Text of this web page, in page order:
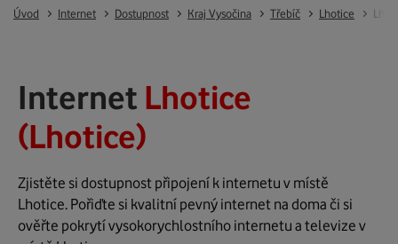
Úvod Internet Dostupnost Kraj Vysočina Třebíč Lhotice
Internet Lhotice
(Lhotice)
Zjistěte si dostupnost připojení k internetu v místě
Lhotice. Pořiďte si kvalitní pevný internet na doma či si
ověřte pokrytí vysokorychlostního internetu a televize v